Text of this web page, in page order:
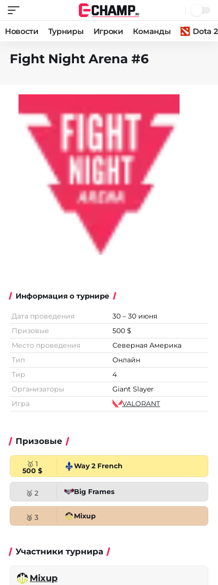
Новости Турниры Игроки Команды Dota 2
Fight Night Arena #6
Информация о турнире
Дата проведения
30 – 30 июня
Призовые
500 $
Место проведения
Северная Америка
Тип
Онлайн
Тир
4
Организаторы
Giant Slayer
Игра
VALORANT
Призовые
🥇 1
500 $
Way 2 French
🥈 2 Big Frames
🥉 3 Mixup
Участники турнира
Mixup